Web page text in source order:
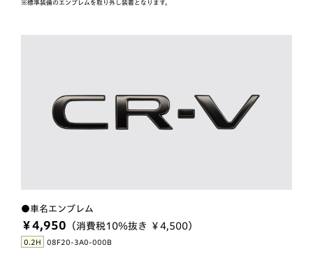
※標準装備のエンブレムを取り外し装着となります。
●車名エンブレム
￥4,950 （消費税10％抜き ￥4,500）
0.2H 08F20-3A0-000B